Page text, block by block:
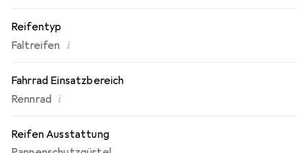
Reifentyp
Faltreifen i
Fahrrad Einsatzbereich
Rennrad i
Reifen Ausstattung